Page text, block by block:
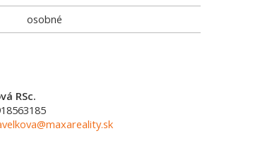
osobné
RSc.